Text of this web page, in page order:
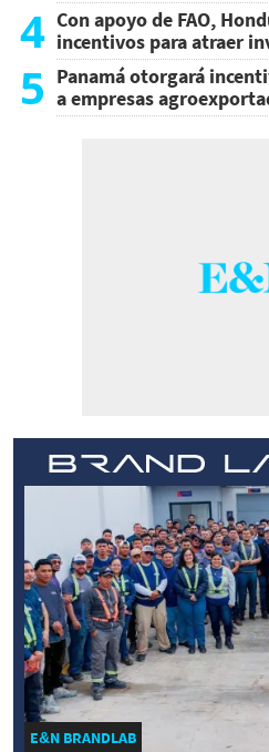
4 Con apoyo de FAO,
incentivos para atraer
5 Panamá otorgará
a empresas
E&N BRANDLAB